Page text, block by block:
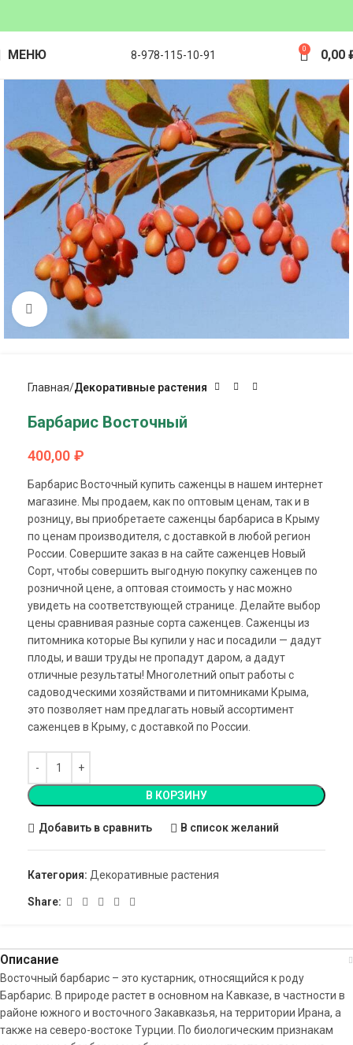
МЕНЮ 8-978-115-10-91 0 0,00
Click to enlarge
Главная Декоративные растения
Барбарис Восточный
400,00 ₽
Барбарис Восточный купить саженцы в нашем интернет
магазине. Мы продаем, как по оптовым ценам, так и в
розницу, вы приобретаете саженцы барбариса в Крыму
по ценам производителя, с доставкой в любой регион
России. Совершите заказ в на сайте саженцев Новый
Сорт, чтобы совершить выгодную покупку саженцев по
розничной цене, а оптовая стоимость у нас можно
увидеть на соответствующей странице. Делайте выбор
цены сравнивая разные сорта саженцев. Саженцы из
питомника которые Вы купили у нас и посадили — дадут
плоды, и ваши труды не пропадут даром, а дадут
отличные результаты! Многолетний опыт работы с
садоводческими хозяйствами и питомниками Крыма,
это позволяет нам предлагать новый ассортимент
саженцев в Крыму, с доставкой по России.
В КОРЗИНУ
Добавить в сравнить В список желаний
Категория: Декоративные растения
Share:
Описание
Восточный барбарис – это кустарник, относящийся к роду
Барбарис. В природе растет в основном на Кавказе, в частности в
районе южного и восточного Закавказья, на территории Ирана, а
также на северо-востоке Турции. По биологическим признакам